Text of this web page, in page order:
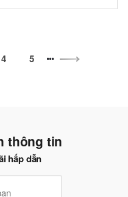
4 5
thông tin
hấp dẫn